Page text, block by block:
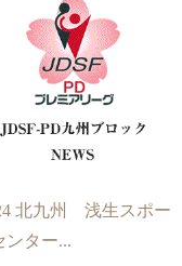
北九州 浅生スポー
ンター...